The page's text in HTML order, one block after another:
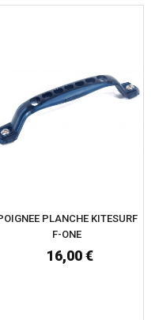
PLANCHE KITESURF
F-ONE
16,00 €